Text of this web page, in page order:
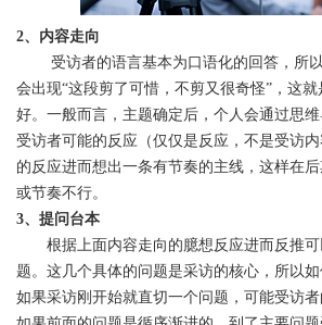
2、内容走向
受访者的语言基本为口语化的回答，所以
会出现“这段剪了可惜，不剪又很奇怪”，这
好。 一般而言，主题确定后，个人会通过思
受访者可能的反应（仅仅是反应，不是受访内
的反应进而想出一条有节奏的主线，这样在
或节奏不行。
3、提问台本
根据上面内容走向的臆想反应进而反推可
题。这几个具体的问题是采访的核心，所以如
如果采访刚开始就直切一个问题，可能受访